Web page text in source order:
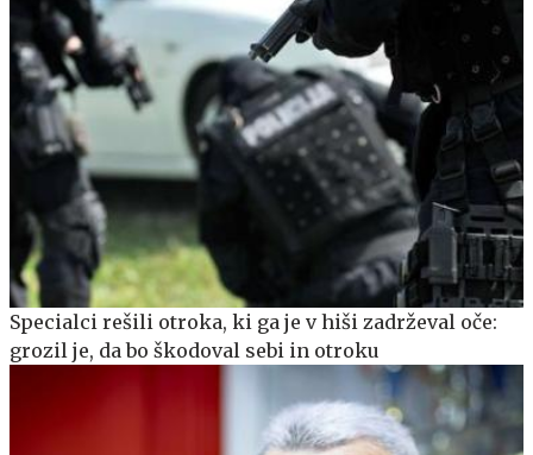
Specialci rešili otroka, ki ga je v hiši zadrževal oče:
grozil je, da bo škodoval sebi in otroku